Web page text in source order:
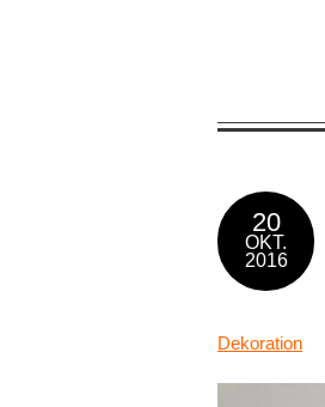
20
OKT.
2016
Dekoration